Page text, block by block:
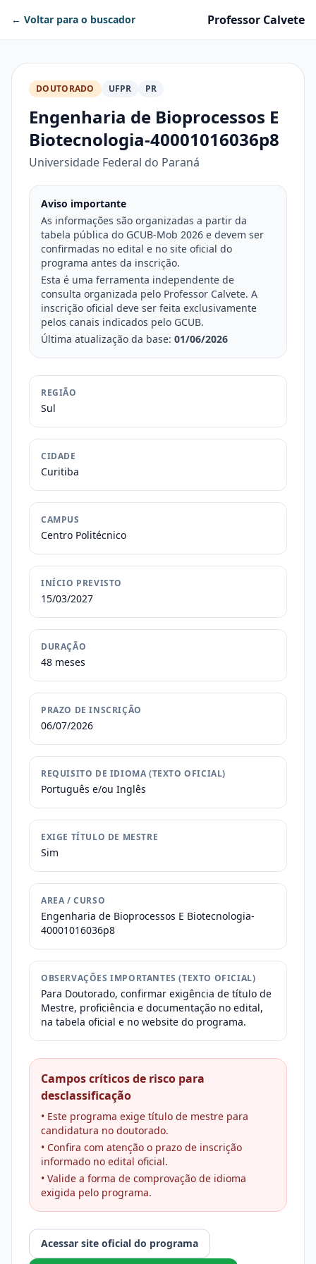
← Voltar para o buscador Professor Calvete
DOUTORADO UFPR PR
Engenharia de Bioprocessos E
Biotecnologia-40001016036p8
Universidade Federal do Paraná
Aviso importante
As informações são organizadas a partir da
tabela pública do GCUB-Mob 2026 e devem ser
confirmadas no edital e no site oficial do
programa antes da inscrição.
Esta é uma ferramenta independente de
consulta organizada pelo Professor Calvete. A
inscrição oficial deve ser feita exclusivamente
pelos canais indicados pelo GCUB.
Última atualização da base: 01/06/2026
REGIÃO
Sul
CIDADE
Curitiba
CAMPUS
Centro Politécnico
INÍCIO PREVISTO
15/03/2027
DURAÇÃO
48 meses
PRAZO DE INSCRIÇÃO
06/07/2026
REQUISITO DE IDIOMA (TEXTO OFICIAL)
Português e/ou Inglês
EXIGE TÍTULO DE MESTRE
Sim
AREA / CURSO
Engenharia de Bioprocessos E Biotecnologia-
40001016036p8
OBSERVAÇÕES IMPORTANTES (TEXTO OFICIAL)
Para Doutorado, confirmar exigência de título de
Mestre, proficiência e documentação no edital,
na tabela oficial e no website do programa.
Campos críticos de risco para
desclassificação
• Este programa exige título de mestre para
candidatura no doutorado.
• Confira com atenção o prazo de inscrição
informado no edital oficial.
• Valide a forma de comprovação de idioma
exigida pelo programa.
Acessar site oficial do programa